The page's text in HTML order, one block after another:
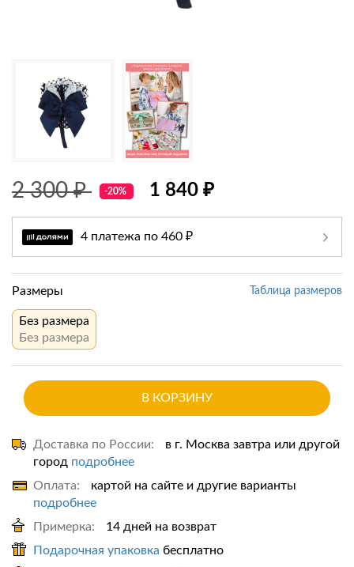
2 300 ₽ -20% 1 840 ₽
4 платежа по 460 ₽
Таблица размеров
Размеры
Без размера
Без размера
В КОРЗИНУ
Доставка по России:
в г. Москва завтра или другой
город подробнее
Оплата:
картой на сайте и другие варианты
подробнее
Примерка:
14 дней на возврат
Подарочная упаковка бесплатно